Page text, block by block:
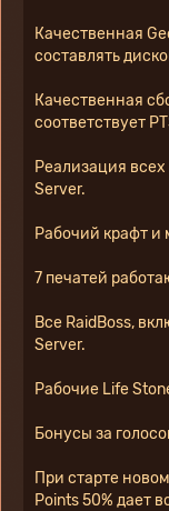
Качественная
составлять
Качественная
соответствует
Реализация всех
Server.
Рабочий крафт и
7 печатей
Все RaidBoss,
Server.
Рабочие Life
Бонусы за
При старте
Points 50% дает